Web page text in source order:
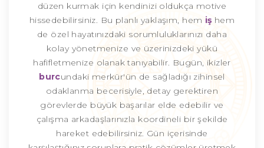
düzen kurmak için kendinizi oldukça motive
hissedebilirsiniz. Bu planlı yaklaşım, hem iş hem
de özel hayatınızdaki sorumluluklarınızı daha
kolay yönetmenize ve üzerinizdeki yükü
hafifletmenize olanak tanıyabilir. Bugün, ikizler
burcundaki merkür'ün de sağladığı zihinsel
odaklanma becerisiyle, detay gerektiren
görevlerde büyük başarılar elde edebilir ve
çalışma arkadaşlarınızla koordineli bir şekilde
hareket edebilirsiniz. Gün içerisinde